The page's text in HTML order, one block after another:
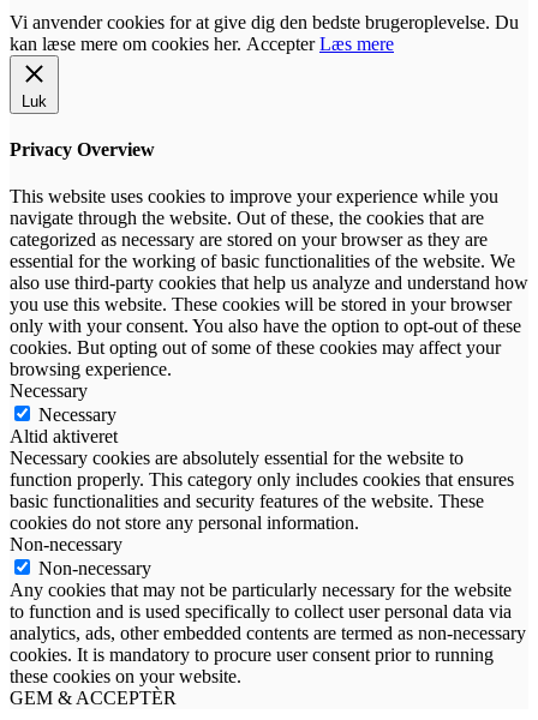
Vi anvender cookies for at give dig den bedste brugeroplevelse. Du
kan læse mere om cookies her. Accepter Læs mere
Luk
Privacy Overview
This website uses cookies to improve your experience while you
navigate through the website. Out of these, the cookies that are
categorized as necessary are stored on your browser as they are
essential for the working of basic functionalities of the website. We
also use third-party cookies that help us analyze and understand how
you use this website. These cookies will be stored in your browser
only with your consent. You also have the option to opt-out of these
cookies. But opting out of some of these cookies may affect your
browsing experience.
Necessary
Necessary
Altid aktiveret
Necessary cookies are absolutely essential for the website to
function properly. This category only includes cookies that ensures
basic functionalities and security features of the website. These
cookies do not store any personal information.
Non-necessary
Non-necessary
Any cookies that may not be particularly necessary for the website
to function and is used specifically to collect user personal data via
analytics, ads, other embedded contents are termed as non-necessary
cookies. It is mandatory to procure user consent prior to running
these cookies on your website.
GEM & ACCEPTÈR